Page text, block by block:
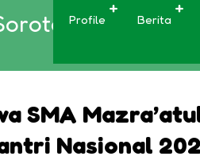
Profile Berita
Saat
SMA
Nasional